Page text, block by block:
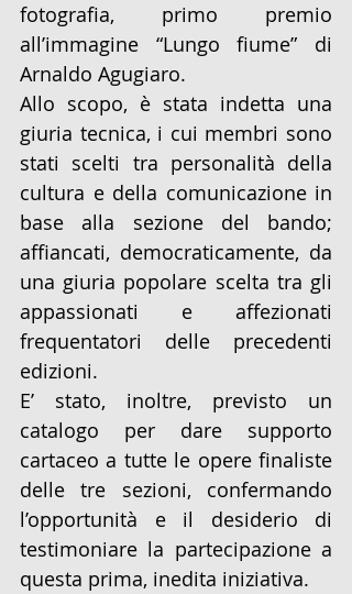
fotografia, primo premio
all’immagine “Lungo fiume” di
Arnaldo Agugiaro.
Allo scopo, è stata indetta una
giuria tecnica, i cui membri sono
stati scelti tra personalità della
cultura e della comunicazione in
base alla sezione del bando;
affiancati, democraticamente, da
una giuria popolare scelta tra gli
appassionati e affezionati
frequentatori delle precedenti
edizioni.
E’ stato, inoltre, previsto un
catalogo per dare supporto
cartaceo a tutte le opere finaliste
delle tre sezioni, confermando
l’opportunità e il desiderio di
testimoniare la partecipazione a
questa prima, inedita iniziativa.